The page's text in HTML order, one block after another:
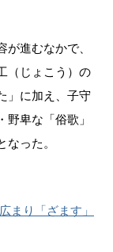
進むなかで、
（じょこう）の
」に加え、子守
卑な「俗歌」
なった。
まり「ざます」